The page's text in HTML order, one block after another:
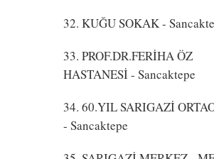
32. KUĞU SOKAK-
33. PROF.DR.FERİHA ÖZ
HASTANESİ- Sancaktepe
34. 60.YIL SARIGAZİ
- Sancaktepe